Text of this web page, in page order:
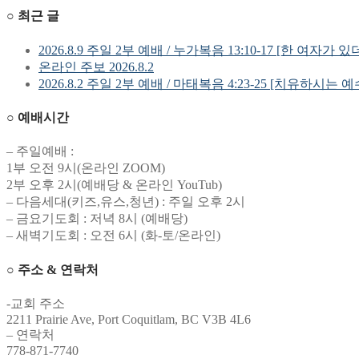
색
○ 최근 글
2026.8.9 주일 2부 예배 / 누가복음 13:10-17 [한 여자가 있
온라인 주보 2026.8.2
2026.8.2 주일 2부 예배 / 마태복음 4:23-25 [치유하시는 예
○ 예배시간
– 주일예배 :
1부 오전 9시(온라인 ZOOM)
2부 오후 2시(예배당 & 온라인 YouTub)
– 다음세대(키즈,유스,청년) : 주일 오후 2시
– 금요기도회 : 저녁 8시 (예배당)
– 새벽기도회 : 오전 6시 (화-토/온라인)
○ 주소 & 연락처
-교회 주소
2211 Prairie Ave, Port Coquitlam, BC V3B 4L6
– 연락처
778-871-7740